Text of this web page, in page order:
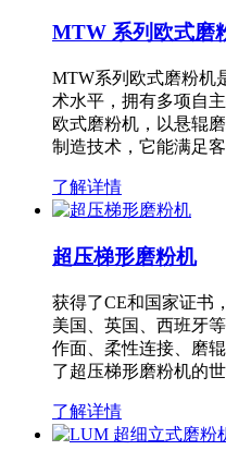
MTW 系列欧式磨
MTW系列欧式磨粉机
术水平，拥有多项自
欧式磨粉机，以悬辊
制造技术，它能满足
了解详情
超压梯形磨粉机
获得了CE和国家证书
美国、英国、西班牙
作面、柔性连接、磨
了超压梯形磨粉机的
了解详情